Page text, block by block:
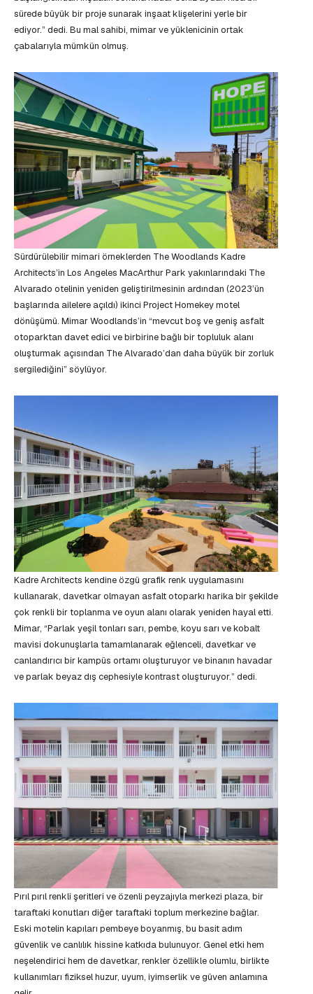
sürede büyük bir proje sunarak inşaat klişelerini yerle bir
ediyor.” dedi. Bu mal sahibi, mimar ve yüklenicinin ortak
çabalarıyla mümkün olmuş.
Sürdürülebilir mimari örneklerden The Woodlands Kadre
Architects’in Los Angeles MacArthur Park yakınlarındaki The
Alvarado otelinin yeniden geliştirilmesinin ardından (2023’ün
başlarında ailelere açıldı) ikinci Project Homekey motel
dönüşümü. Mimar Woodlands’in “mevcut boş ve geniş asfalt
otoparktan davet edici ve birbirine bağlı bir topluluk alanı
oluşturmak açısından The Alvarado’dan daha büyük bir zorluk
sergilediğini” söylüyor.
Kadre Architects kendine özgü grafik renk uygulamasını
kullanarak, davetkar olmayan asfalt otoparkı harika bir şekilde
çok renkli bir toplanma ve oyun alanı olarak yeniden hayal etti.
Mimar, “Parlak yeşil tonları sarı, pembe, koyu sarı ve kobalt
mavisi dokunuşlarla tamamlanarak eğlenceli, davetkar ve
canlandırıcı bir kampüs ortamı oluşturuyor ve binanın havadar
ve parlak beyaz dış cephesiyle kontrast oluşturuyor.” dedi.
Pırıl pırıl renkli şeritleri ve özenli peyzajıyla merkezi plaza, bir
taraftaki konutları diğer taraftaki toplum merkezine bağlar.
Eski motelin kapıları pembeye boyanmış, bu basit adım
güvenlik ve canlılık hissine katkıda bulunuyor. Genel etki hem
neşelendirici hem de davetkar, renkler özellikle olumlu, birlikte
kullanımları fiziksel huzur, uyum, iyimserlik ve güven anlamına